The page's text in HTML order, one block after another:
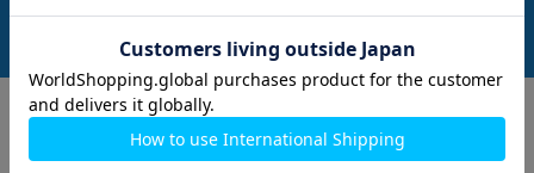
(税込) 中古Cランク 99,800 円 (税込) 中古Bランク